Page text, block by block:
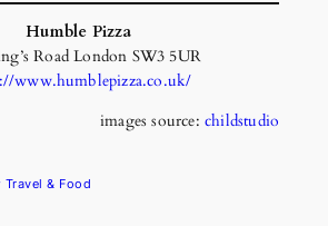
Humble Pizza
Road London SW3 5UR
www.humblepizza.co.uk/
images source: childstudio
Travel & Food